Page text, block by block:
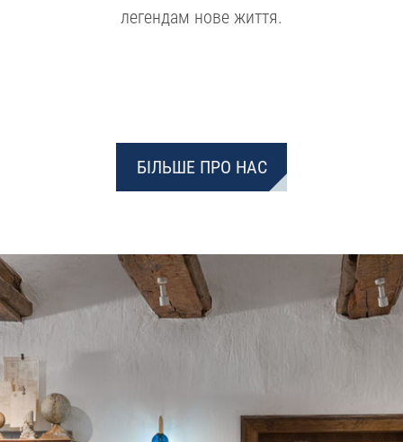
легендам нове життя.
БІЛЬШЕ ПРО НАС